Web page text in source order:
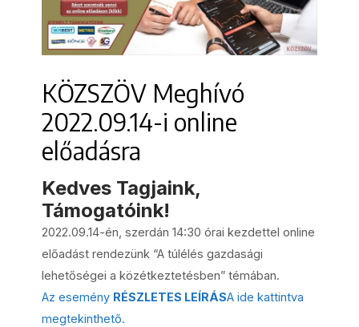
KÖZSZÖV Meghívó
2022.09.14-i online
előadásra
Kedves Tagjaink,
Támogatóink!
2022.09.14-én, szerdán 14:30 órai kezdettel online
előadást rendezünk “A túlélés gazdasági
lehetőségei a közétkeztetésben” témában.
Az esemény RÉSZLETES LEÍRÁSA ide kattintva
megtekinthető.